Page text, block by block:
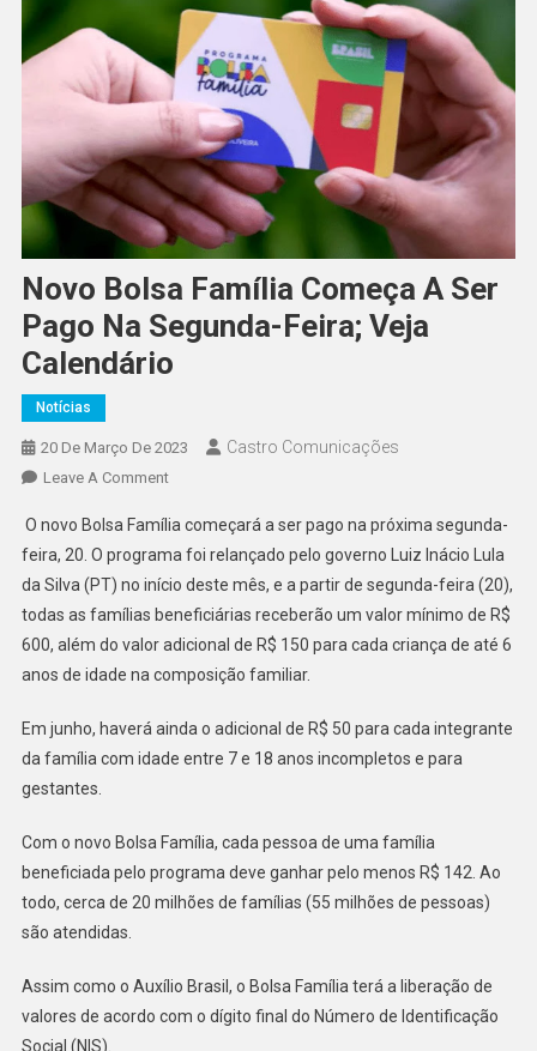
Novo Bolsa Família Começa A Ser
Pago Na Segunda-Feira; Veja
Calendário
Notícias
20 De Março De 2023 Castro Comunicações
Leave A Comment
O novo Bolsa Família começará a ser pago na próxima segunda-
feira, 20. O programa foi relançado pelo governo Luiz Inácio Lula
da Silva (PT) no início deste mês, e a partir de segunda-feira (20),
todas as famílias beneficiárias receberão um valor mínimo de R$
600, além do valor adicional de R$ 150 para cada criança de até 6
anos de idade na composição familiar.
Em junho, haverá ainda o adicional de R$ 50 para cada integrante
da família com idade entre 7 e 18 anos incompletos e para
gestantes.
Com o novo Bolsa Família, cada pessoa de uma família
beneficiada pelo programa deve ganhar pelo menos R$ 142. Ao
todo, cerca de 20 milhões de famílias (55 milhões de pessoas)
são atendidas.
Assim como o Auxílio Brasil, o Bolsa Família terá a liberação de
valores de acordo com o dígito final do Número de Identificação
Social (NIS).